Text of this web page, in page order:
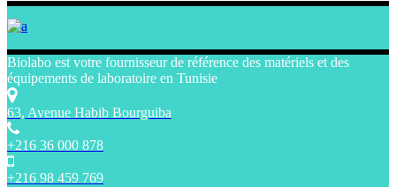
Biolabo est votre fournisseur de référence des matériels et des
équipements de laboratoire en Tunisie
63, Avenue Habib Bourguiba
+216 36 000 878
+216 98 459 769